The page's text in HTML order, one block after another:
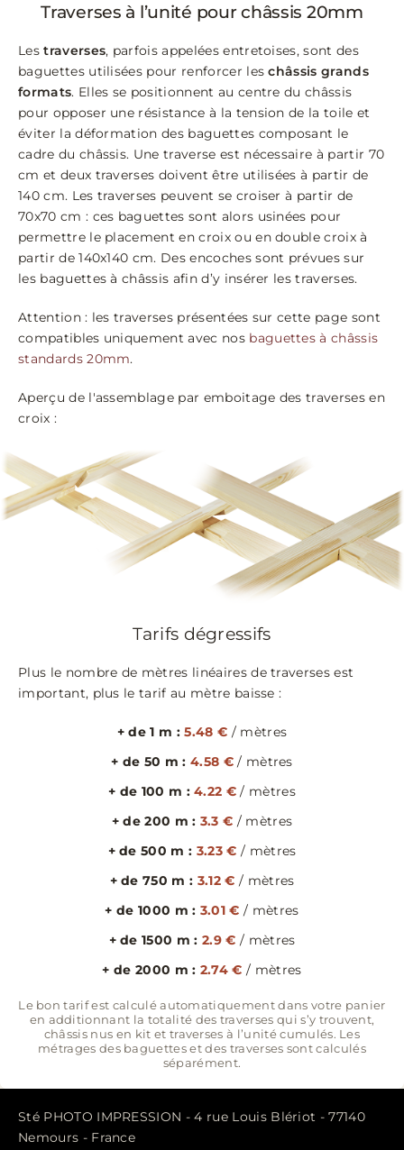
Traverses à l’unité pour châssis 20mm
Lestraverses, parfois appelées entretoises, sont des
baguettes utilisées pour renforcer leschâssis grands
formats. Elles se positionnent au centre du châssis
pour opposer une résistance à la tension de la toile et
éviter la déformation des baguettes composant le
cadre du châssis. Une traverse est nécessaire à partir 70
cm et deux traverses doivent être utilisées à partir de
140 cm. Les traverses peuvent se croiser à partir de
70x70 cm : ces baguettes sont alors usinées pour
permettre le placement en croix ou en double croix à
partir de 140x140 cm. Des encoches sont prévues sur
les baguettes à châssis afin d’y insérer les traverses.
Attention : les traverses présentées sur cette page sont
compatibles uniquement avec nos baguettes à châssis
standards 20mm.
Aperçu de l'assemblage par emboitage des traverses en
croix :
Tarifs dégressifs
Plus le nombre de mètres linéaires de traverses est
important, plus le tarif au mètre baisse :
+ de 1 m :5.48 € / mètres
+ de 50 m :4.58 €/ mètres
+ de 100 m :4.22 € / mètres
+ de 200 m : 3.3 € / mètres
+ de 500 m : 3.23 € / mètres
+ de 750 m : 3.12 € / mètres
+ de 1000 m : 3.01 € / mètres
+ de 1500 m : 2.9 € / mètres
+ de 2000 m : 2.74 € / mètres
Le bon tarif est calculé automatiquement dans votre panier
en additionnant la totalité des traverses qui s’y trouvent,
châssis nus en kit et traverses à l’unité cumulés. Les
métrages des baguettes et des traverses sont calculés
séparément.
Sté PHOTO IMPRESSION - 4 rue Louis Blériot - 77140
Nemours - France